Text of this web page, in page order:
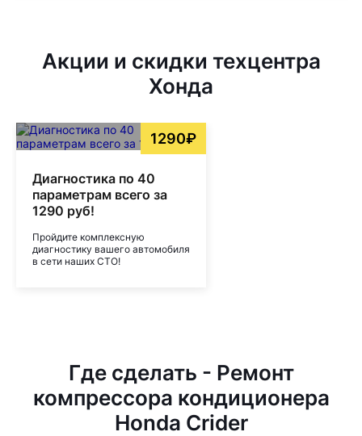
Акции и скидки техцентра
Хонда
1290₽
Диагностика по 40
параметрам всего за
1290 руб!
Пройдите комплексную
диагностику вашего автомобиля
в сети наших СТО!
Где сделать - Ремонт
компрессора кондиционера
Honda Crider